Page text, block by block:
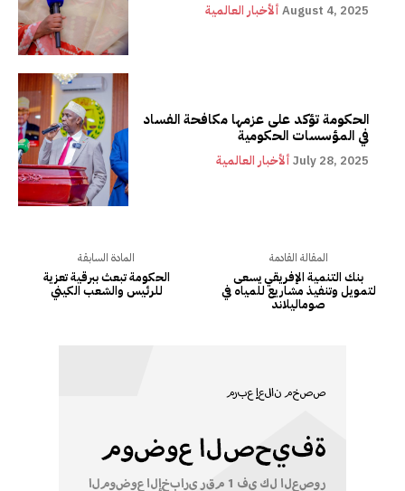
ألأخبار العالمية August 4, 2025
الحكومة تؤكد على عزمها مكافحة الفساد
في المؤسسات الحكومية
ألأخبار العالمية July 28, 2025
المادة السابقة
الحكومة تبعث ببرقية تعزية
للرئيس والشعب الكيني
المقالة القادمة
بنك التنمية الإفريقي يسعى
لتمويل وتنفيذ مشاريع للمياه في
صوماليلاند